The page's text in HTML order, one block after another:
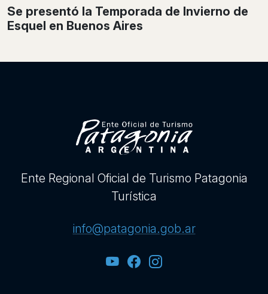
Se presentó la Temporada de Invierno de
Esquel en Buenos Aires
Ente Regional Oficial de Turismo Patagonia
Turística
info@patagonia.gob.ar